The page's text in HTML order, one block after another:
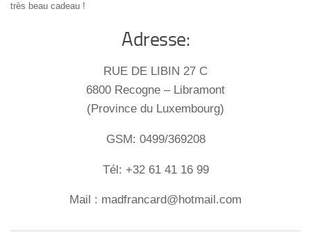
très beau cadeau !
Adresse:
RUE DE LIBIN 27 C
6800 Recogne – Libramont
(Province du Luxembourg)
GSM: 0499/369208
Tél: +32 61 41 16 99
Mail : madfrancard@hotmail.com